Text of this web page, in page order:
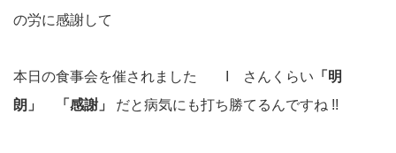
の労に感謝して
本日の食事会を催されました I さんくらい 「明
朗」 「感謝」
だと病気にも打ち勝てるんですね !!